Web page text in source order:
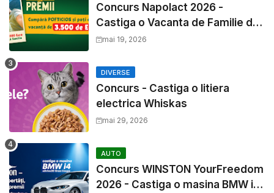
Concurs Napolact 2026 -
Castiga o Vacanta de Familie de
3500 Euro
mai 19, 2026
DIVERSE
Concurs - Castiga o litiera
electrica Whiskas
mai 29, 2026
AUTO
Concurs WINSTON YourFreedom
2026 - Castiga o masina BMW i4